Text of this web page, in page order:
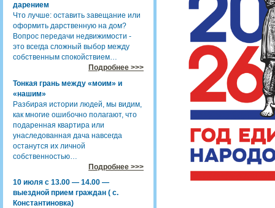
дарением
Что лучше: оставить завещание или
оформить дарственную на дом?
Вопрос передачи недвижимости -
это всегда сложный выбор между
собственным спокойствием…
Подробнее >>>
Тонкая грань между «моим» и
«нашим»
Разбирая истории людей, мы видим,
как многие ошибочно полагают, что
подаренная квартира или
унаследованная дача навсегда
останутся их личной
собственностью…
Подробнее >>>
10 июля с 13.00 — 14.00 —
выездной прием граждан ( с.
Константиновка)